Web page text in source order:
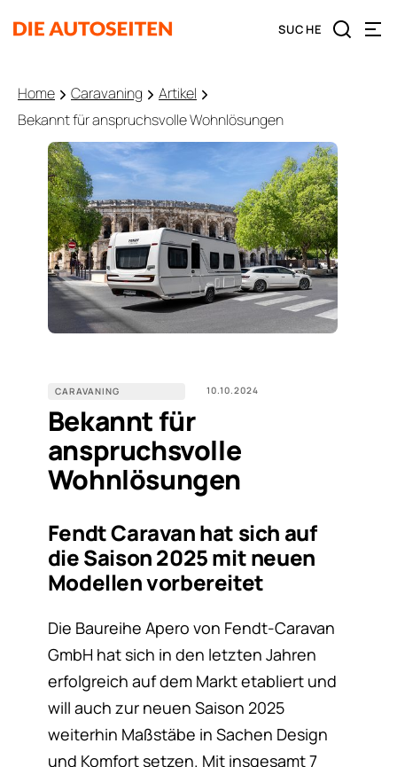
Home Caravaning
Artikel
Bekannt für anspruchsvolle Wohnlösungen
CARAVANING 10.10.2024
Bekannt für
anspruchsvolle
Wohnlösungen
Fendt Caravan hat sich auf
die Saison 2025 mit neuen
Modellen vorbereitet
Die Baureihe Apero von Fendt-Caravan
GmbH hat sich in den letzten Jahren
erfolgreich auf dem Markt etabliert und
will auch zur neuen Saison 2025
weiterhin Maßstäbe in Sachen Design
und Komfort setzen. Mit insgesamt 7